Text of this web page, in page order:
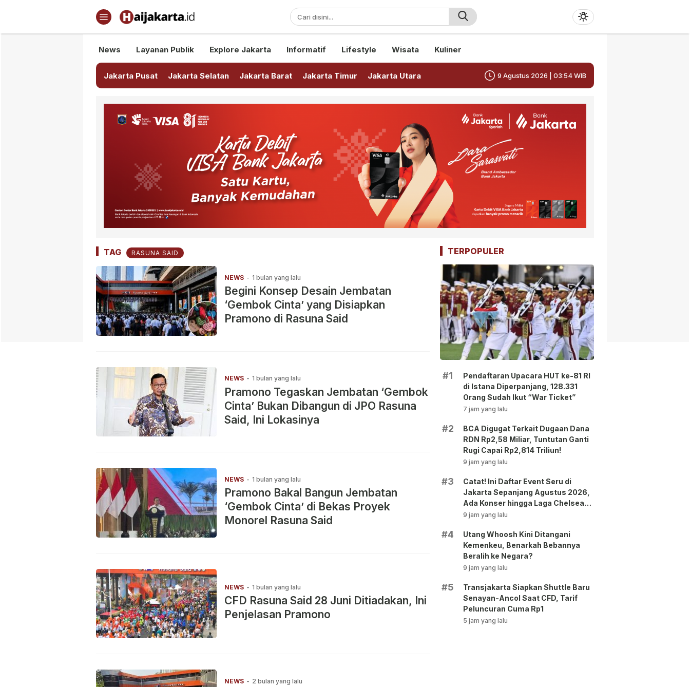
Haijakarta.id
Semua Tentang Jakarta Ada Disini!
News Layanan Publik Explore Jakarta Informatif Lifestyle Wisata Kuliner
Jakarta Pusat Jakarta Selatan Jakarta Barat Jakarta Timur Jakarta Utara 9 Agustus 2026 | 03:54 WIB
TAG RASUNA SAID
NEWS - 1 bulan yang lalu
Begini Konsep Desain Jembatan
‘Gembok Cinta’ yang Disiapkan
Pramono di Rasuna Said
NEWS - 1 bulan yang lalu
Pramono Tegaskan Jembatan ‘Gembok
Cinta’ Bukan Dibangun di JPO Rasuna
Said, Ini Lokasinya
NEWS - 1 bulan yang lalu
Pramono Bakal Bangun Jembatan
‘Gembok Cinta’ di Bekas Proyek
Monorel Rasuna Said
NEWS - 1 bulan yang lalu
CFD Rasuna Said 28 Juni Ditiadakan, Ini
Penjelasan Pramono
NEWS - 2 bulan yang lalu
TERPOPULER
#1
Pendaftaran Upacara HUT ke-81 RI
di Istana Diperpanjang, 128.331
Orang Sudah Ikut “War Ticket”
7 jam yang lalu
#2
BCA Digugat Terkait Dugaan Dana
RDN Rp2,58 Miliar, Tuntutan Ganti
Rugi Capai Rp2,814 Triliun!
9 jam yang lalu
#3
Catat! Ini Daftar Event Seru di
Jakarta Sepanjang Agustus 2026,
Ada Konser hingga Laga Chelsea
vs AC Milan
9 jam yang lalu
#4
Utang Whoosh Kini Ditangani
Kemenkeu, Benarkah Bebannya
Beralih ke Negara?
9 jam yang lalu
#5
Transjakarta Siapkan Shuttle Baru
Senayan-Ancol Saat CFD, Tarif
Peluncuran Cuma Rp1
5 jam yang lalu